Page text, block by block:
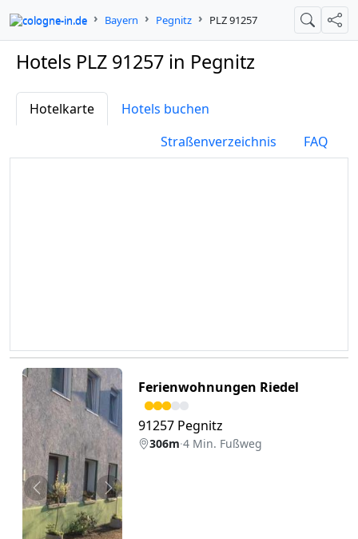
cologne-in.de Bayern Pegnitz PLZ 91257 Suche
Hotels PLZ 91257 in Pegnitz
Hotelkarte
Hotels buchen
Straßenverzeichnis
FAQ
Zurück Weiter
Ferienwohnungen Riedel
91257 Pegnitz
306m·4 Min. Fußweg